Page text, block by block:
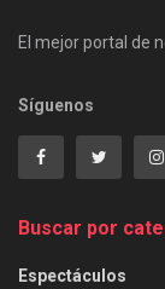
El mejor portal de
Síguenos
Buscar por
Espectáculos